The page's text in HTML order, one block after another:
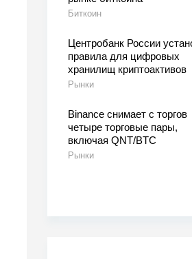
Биткоин
Центробанк России
правила для цифровых
хранилищ криптоактивов
Рынки
Binance снимает с торгов
четыре торговые пары,
включая QNT/BTC
Рынки